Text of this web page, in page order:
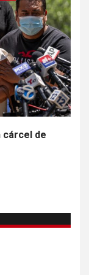
cárcel de
Y SALUD
Y SALUD